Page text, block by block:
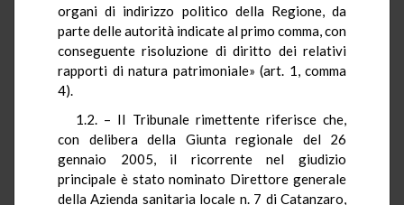
organi di indirizzo politico della Regione, da
parte delle autorità indicate al primo comma, con
conseguente risoluzione di diritto dei relativi
rapporti di natura patrimoniale» (art. 1, comma
4).
1.2. – Il Tribunale rimettente riferisce che,
con delibera della Giunta regionale del 26
gennaio 2005, il ricorrente nel giudizio
principale è stato nominato Direttore generale
della Azienda sanitaria locale n. 7 di Catanzaro,